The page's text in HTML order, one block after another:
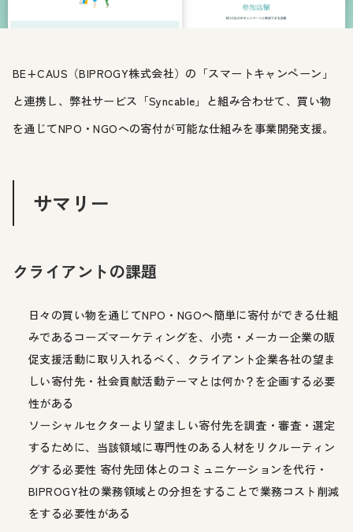
BE+CAUS（BIPROGY株式会社）の「スマートキャンペーン」
と連携し、弊社サービス「Syncable」と組み合わせて、買い物
を通じてNPO・NGOへの寄付が可能な仕組みを事業開発支援。
サマリー
クライアントの課題
日々の買い物を通じてNPO・NGOへ簡単に寄付ができる仕組
みであるコーズマーケティングを、小売・メーカー企業の販
促支援活動に取り入れるべく、クライアント企業各社の望ま
しい寄付先・社会貢献活動テーマとは何か？を企画する必要
性がある
ソーシャルセクターより望ましい寄付先を調査・審査・選定
するために、当該領域に専門性のある人材をリクルーティン
グする必要性 寄付先団体とのコミュニケーションを代行・
BIPROGY社の業務領域との分担をすることで業務コスト削減
をする必要性がある